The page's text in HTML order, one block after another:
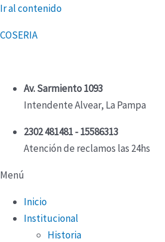
Ir al contenido
COSERIA
Av. Sarmiento 1093
Intendente Alvear, La Pampa
2302 481481 - 15586313
Atención de reclamos las 24hs
Menú
Inicio
Institucional
Historia